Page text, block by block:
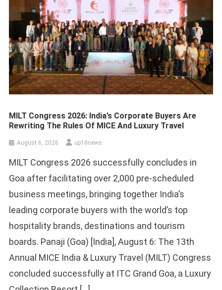
MILT Congress 2026: India’s Corporate Buyers Are
Rewriting The Rules Of MICE And Luxury Travel
August 6, 2026 up18news
MILT Congress 2026 successfully concludes in
Goa after facilitating over 2,000 pre-scheduled
business meetings, bringing together India’s
leading corporate buyers with the world’s top
hospitality brands, destinations and tourism
boards. Panaji (Goa) [India], August 6: The 13th
Annual MICE India & Luxury Travel (MILT) Congress
concluded successfully at ITC Grand Goa, a Luxury